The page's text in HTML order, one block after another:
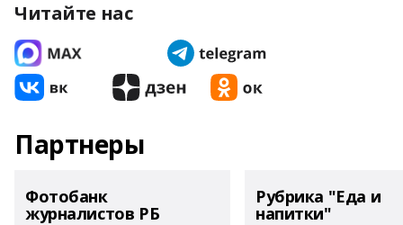
Читайте нас
Партнеры
Фотобанк
журналистов РБ
Рубрика "Еда и
напитки"